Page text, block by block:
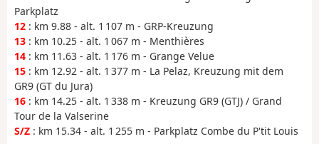
Parkplatz
12 : km 9.88 - alt. 1 107 m - GRP-Kreuzung
13 : km 10.25 - alt. 1 067 m - Menthières
14 : km 11.63 - alt. 1 176 m - Grange Velue
15 : km 12.92 - alt. 1 377 m - La Pelaz, Kreuzung mit dem
GR9 (GT du Jura)
16 : km 14.25 - alt. 1 338 m - Kreuzung GR9 (GTJ) / Grand
Tour de la Valserine
S/Z : km 15.34 - alt. 1 255 m - Parkplatz Combe du P'tit Louis